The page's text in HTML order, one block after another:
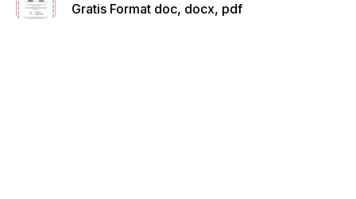
Gratis Format doc, docx, pdf